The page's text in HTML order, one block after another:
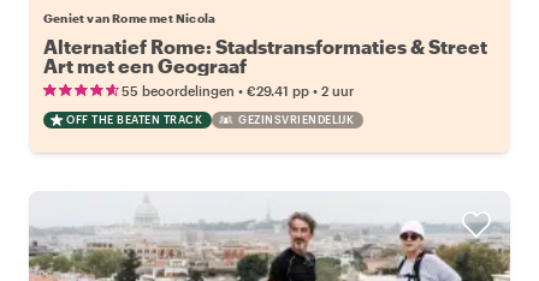
Geniet van Rome met Nicola
Alternatief Rome: Stadstransformaties & Street
Art met een Geograaf
55 beoordelingen • €29.41 pp • 2 uur
OFF THE BEATEN TRACK GEZINSVRIENDELIJK